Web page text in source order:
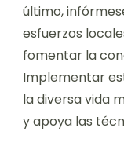
último,
esfuerzos
fomentar la
Implementar
la diversa vida
y apoya las